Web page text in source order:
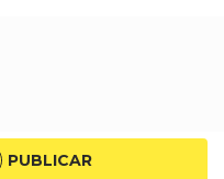
PUBLICAR